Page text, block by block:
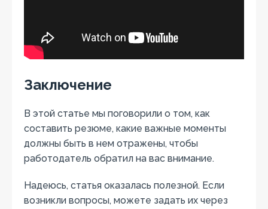
Заключение
В этой статье мы поговорили о том, как
составить резюме, какие важные моменты
должны быть в нем отражены, чтобы
работодатель обратил на вас внимание.
Надеюсь, статья оказалась полезной. Если
возникли вопросы, можете задать их через